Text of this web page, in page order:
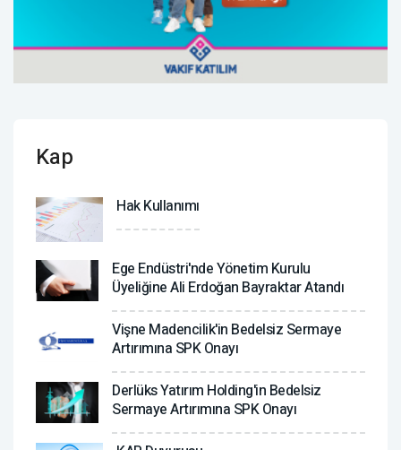
Kap
Hak Kullanımı
Ege Endüstri'nde Yönetim Kurulu
Üyeliğine Ali Erdoğan Bayraktar Atandı
Vişne Madencilik'in Bedelsiz Sermaye
Artırımına SPK Onayı
Derlüks Yatırım Holding'in Bedelsiz
Sermaye Artırımına SPK Onayı